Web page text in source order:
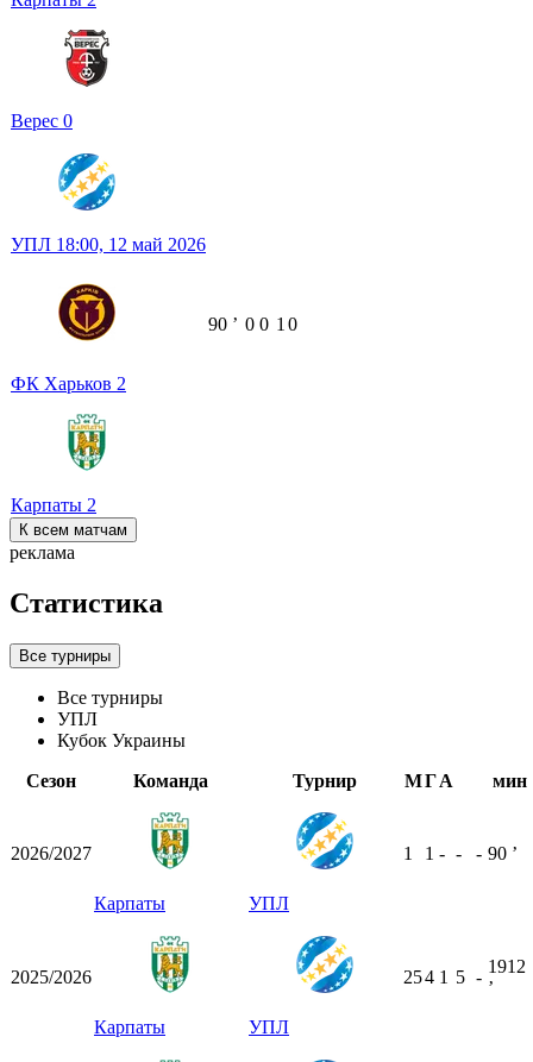
Верес 0
УПЛ 18:00, 12 май 2026
ФК Харьков 2
Карпаты 2
90 ʼ 0 0 1 0
К всем матчам
реклама
Статистика
Все турниры
Все турниры
УПЛ
Кубок Украины
Сезон
Команда Турнир МГА мин
2026/2027
Карпаты УПЛ
1 1 - - - 90 ʼ
2025/2026
Карпаты УПЛ
254 1 5 -
1912
ʼ